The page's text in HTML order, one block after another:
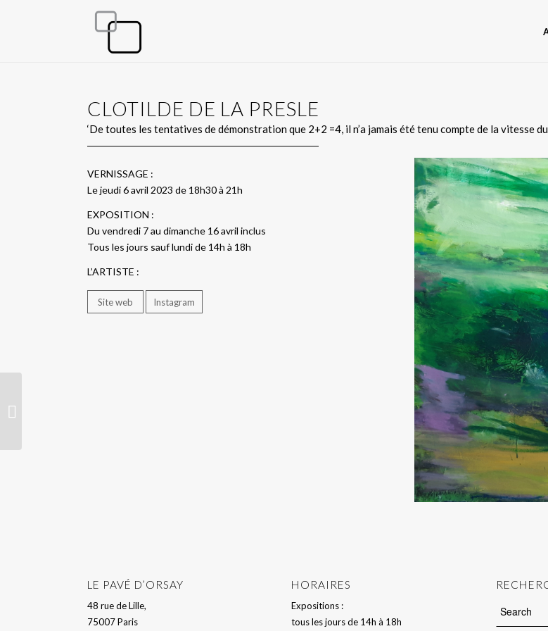
CLOTILDE DE LA PRESLE
‘De toutes les tentatives de démonstration que 2+2 =4, il n’a jamais été tenu compte de la vitesse du
VERNISSAGE :
Le jeudi 6 avril 2023 de 18h30 à 21h
EXPOSITION :
Du vendredi 7 au dimanche 16 avril inclus
Tous les jours sauf lundi de 14h à 18h
L’ARTISTE :
Site web Instagram
LE PAVÉ D’ORSAY
48 rue de Lille,
75007 Paris
HORAIRES
Expositions :
tous les jours de 14h à 18h